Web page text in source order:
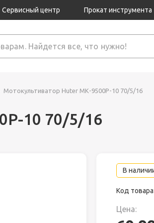
Сервисный центр Прокат инструмента
Мотокультиватор Huter МК-9500P-10 70/5/16
10 70/5/16
В
Код
Цена: